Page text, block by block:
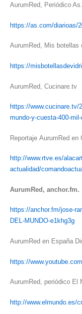
AurumRed, Periódico As.
https://as.com/diarioas/
AurumRed, Mis botellas
https://
AurumRed, Cucinare.tv
https://www.cucinare.tv/
mundo-y-cuesta-400-
Reportaje AurumRed en
http://www.rtve.es/
actualidad/
AurumRed, anchor.fm.
https://anchor.fm/jose-
DEL-MUNDO-e1khg3g
AurumRed en España
https://
AurumRed, periódico El
http://www.elmundo.es/